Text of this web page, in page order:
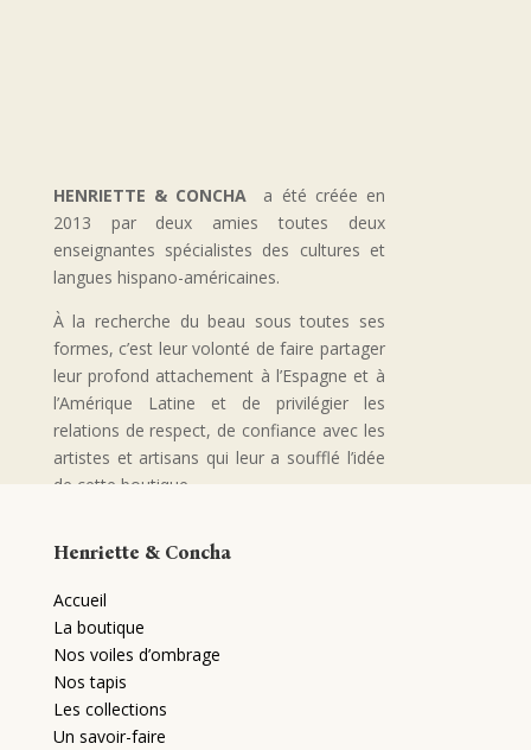
HENRIETTE & CONCHA
a été créée en
2013 par deux amies toutes deux
enseignantes spécialistes des cultures et
langues hispano-américaines.
À la recherche du beau sous toutes ses
formes, c’est leur volonté de faire partager
leur profond attachement à l’Espagne et à
l’Amérique Latine et de privilégier les
relations de respect, de confiance avec les
artistes et artisans qui leur a soufflé l’idée
de cette boutique…
Concha , c’est un clin d’oeil à leurs grand-
Henriette & Concha
Accueil
La boutique
Nos voiles d’ombrage
Nos tapis
Les collections
Un savoir-faire